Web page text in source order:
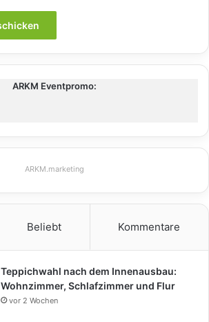
ARKM Eventpromo:
ARKM.marketing
Beliebt Kommentare
Teppichwahl nach dem Innenausbau:
Wohnzimmer, Schlafzimmer und Flur
vor 2 Wochen